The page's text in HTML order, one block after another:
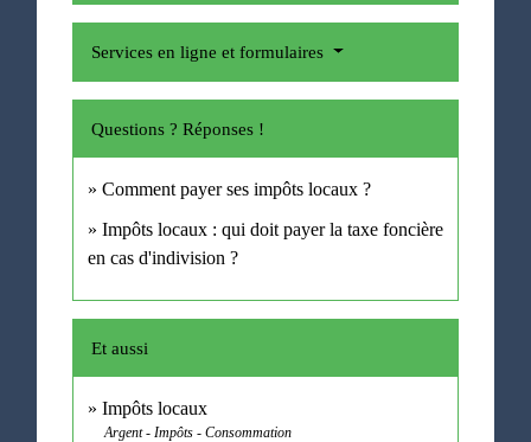
Services en ligne et formulaires
Questions ? Réponses !
Comment payer ses impôts locaux ?
Impôts locaux : qui doit payer la taxe foncière
en cas d'indivision ?
Et aussi
Impôts locaux
Argent - Impôts - Consommation